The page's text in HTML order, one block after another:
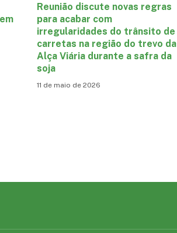
Reunião discute novas regras
para acabar com
irregularidades do trânsito de
carretas na região do trevo da
Alça Viária durante a safra da
soja
11 de maio de 2026